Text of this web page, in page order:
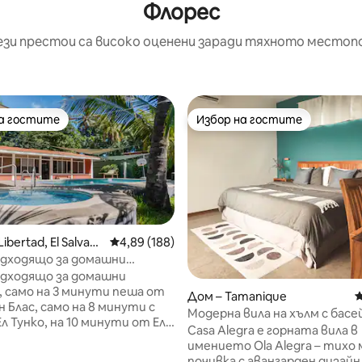
Флорес
престои са високо оценени заради тяхното
гостите
гостите
El Salvad
Средна оценка: 4,89 от 5, 188 отзива
4,89 (188)
за домашни
басейн, на 3 минути от
за домашни
само на 3 минути пеша от
Блас, само на 8 минути с
Тунко, на 10 минути от Ел
Избор на гостите
Избор на гостите
Дом – Tamanique
Модерна вила на хълм с
суперголямо двойно легло и
за 4 души
Casa Alegra е горната вила в
имението Ola Alegra – тихо